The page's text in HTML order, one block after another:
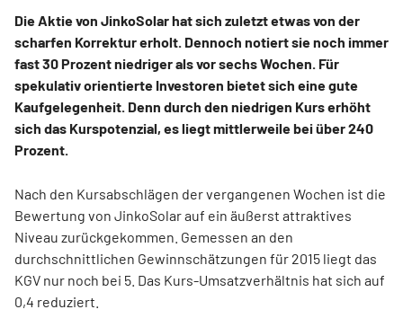
Die Aktie von JinkoSolar hat sich zuletzt etwas von der
scharfen Korrektur erholt. Dennoch notiert sie noch immer
fast 30 Prozent niedriger als vor sechs Wochen. Für
spekulativ orientierte Investoren bietet sich eine gute
Kaufgelegenheit. Denn durch den niedrigen Kurs erhöht
sich das Kurspotenzial, es liegt mittlerweile bei über 240
Prozent.
Nach den Kursabschlägen der vergangenen Wochen ist die
Bewertung von JinkoSolar auf ein äußerst attraktives
Niveau zurückgekommen. Gemessen an den
durchschnittlichen Gewinnschätzungen für 2015 liegt das
KGV nur noch bei 5. Das Kurs-Umsatzverhältnis hat sich auf
0,4 reduziert.